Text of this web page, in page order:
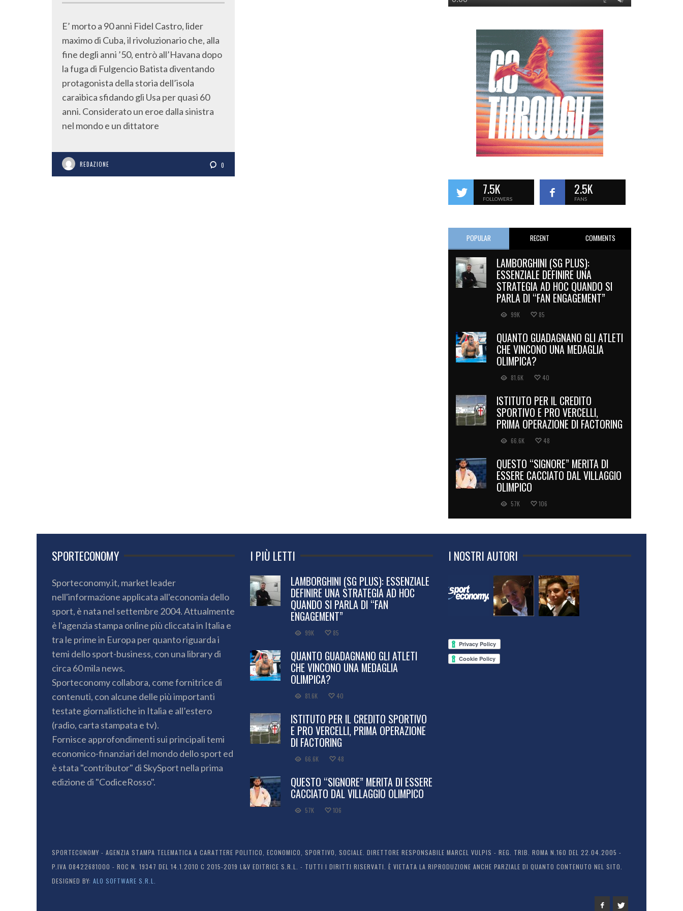
E’ morto a 90 anni Fidel Castro, lider
maximo di Cuba, il rivoluzionario che, alla
fine degli anni ’50, entrò all’Havana dopo
la fuga di Fulgencio Batista diventando
protagonista della storia dell’isola
caraibica sfidando gli Usa per quasi 60
anni. Considerato un eroe dalla sinistra
nel mondo e un dittatore
REDAZIONE 0
7.5K
FOLLOWERS
2.5K
FANS
POPULAR RECENT COMMENTS
LAMBORGHINI (SG PLUS):
ESSENZIALE DEFINIRE UNA
STRATEGIA AD HOC QUANDO SI
PARLA DI “FAN ENGAGEMENT”
99K 85
QUANTO GUADAGNANO GLI ATLETI
CHE VINCONO UNA MEDAGLIA
OLIMPICA?
81.6K 40
ISTITUTO PER IL CREDITO
SPORTIVO E PRO VERCELLI,
PRIMA OPERAZIONE DI FACTORING
66.6K 48
QUESTO “SIGNORE” MERITA DI
ESSERE CACCIATO DAL VILLAGGIO
OLIMPICO
57K 106
SPORTECONOMY
Sporteconomy.it, market leader
nell'informazione applicata all'economia dello
sport, è nata nel settembre 2004. Attualmente
è l'agenzia stampa online più cliccata in Italia e
tra le prime in Europa per quanto riguarda i
temi dello sport-business, con una library di
circa 60 mila news.
Sporteconomy collabora, come fornitrice di
contenuti, con alcune delle più importanti
testate giornalistiche in Italia e all’estero
(radio, carta stampata e tv).
Fornisce approfondimenti sui principali temi
economico-finanziari del mondo dello sport ed
è stata "contributor" di SkySport nella prima
edizione di "CodiceRosso".
I PIÙ LETTI
LAMBORGHINI (SG PLUS): ESSENZIALE
DEFINIRE UNA STRATEGIA AD HOC
QUANDO SI PARLA DI “FAN
ENGAGEMENT”
99K 85
QUANTO GUADAGNANO GLI ATLETI
CHE VINCONO UNA MEDAGLIA
OLIMPICA?
81.6K 40
ISTITUTO PER IL CREDITO SPORTIVO
E PRO VERCELLI, PRIMA OPERAZIONE
DI FACTORING
66.6K 48
QUESTO “SIGNORE” MERITA DI ESSERE
CACCIATO DAL VILLAGGIO OLIMPICO
57K 106
I NOSTRI AUTORI
SPORTECONOMY - AGENZIA STAMPA TELEMATICA A CARATTERE POLITICO, ECONOMICO, SPORTIVO, SOCIALE. DIRETTORE RESPONSABILE MARCEL VULPIS - REG. TRIB. ROMA N.160 DEL 22.04.2005 -
P.IVA 08422681000 - ROC N. 19347 DEL 14.1.2010 C 2015-2019 L&V EDITRICE S.R.L. - TUTTI I DIRITTI RISERVATI. È VIETATA LA RIPRODUZIONE ANCHE PARZIALE DI QUANTO CONTENUTO NEL SITO.
DESIGNED BY: ALO SOFTWARE S.R.L.